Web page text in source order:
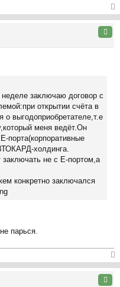
ер
ну
ть
ся
заключаю договор с
открытии счёта в
о выгодоприобретателе,т.е
меня ведёт.Он
порта(корпоративные
холдинга.
заключать не с Е-портом,а
конкретно заключался
парься.
ер
ну